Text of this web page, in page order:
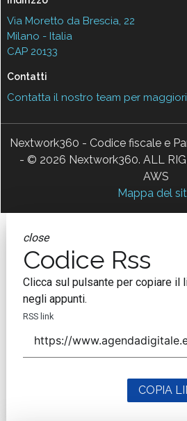
Via Moretto da Brescia, 22
Milano - Italia
CAP 20133
Contatti
Contatta il nostro team per
Nextwork360 - Codice fiscale e
- © 2026 Nextwork360. ALL
AWS
Mappa del
close
Codice Rss
Clicca sul pulsante per copiare il
negli appunti.
RSS link
COPIA